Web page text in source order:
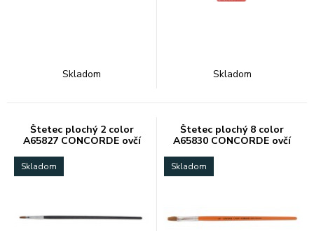
Skladom Skladom
Štetec plochý 2 color
A65827 CONCORDE ovčí
Skladom
Štetec plochý 8 color
A65830 CONCORDE ovčí
Skladom